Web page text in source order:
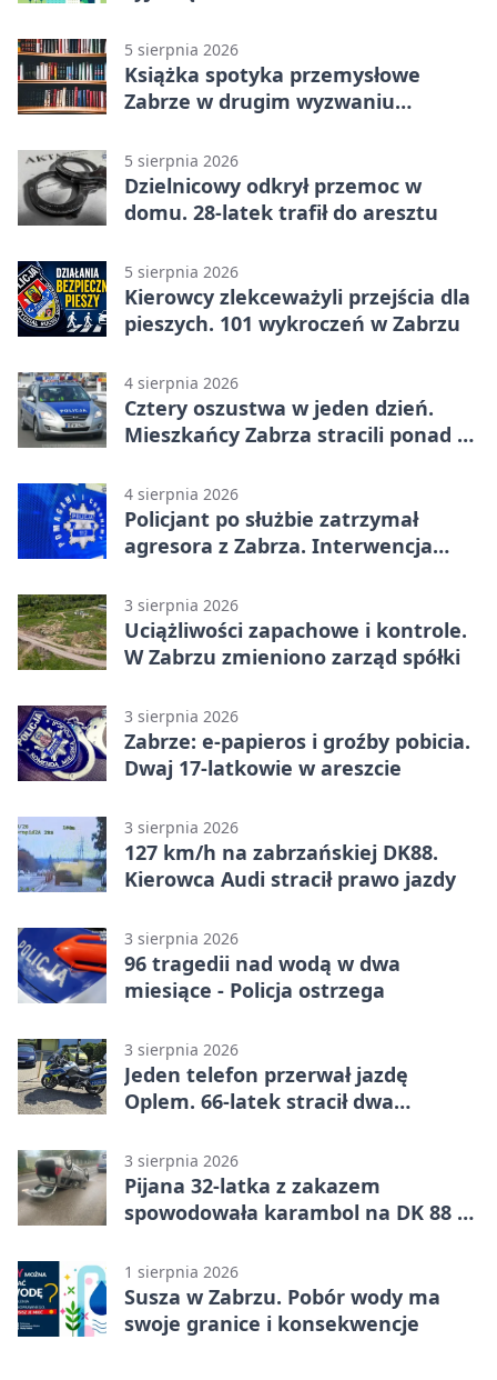
5 sierpnia 2026
Książka spotyka przemysłowe
Zabrze w drugim wyzwaniu
5 sierpnia 2026
Dzielnicowy odkrył przemoc w
domu. 28-latek trafił do aresztu
5 sierpnia 2026
Kierowcy zlekceważyli przejścia dla
pieszych. 101 wykroczeń w Zabrzu
4 sierpnia 2026
Cztery oszustwa w jeden dzień.
Mieszkańcy Zabrza stracili ponad 6
4 sierpnia 2026
Policjant po służbie zatrzymał
agresora z Zabrza. Interwencja
3 sierpnia 2026
Uciążliwości zapachowe i kontrole.
W Zabrzu zmieniono zarząd spółki
3 sierpnia 2026
Zabrze: e-papieros i groźby pobicia.
Dwaj 17-latkowie w areszcie
3 sierpnia 2026
127 km/h na zabrzańskiej DK88.
Kierowca Audi stracił prawo jazdy
3 sierpnia 2026
96 tragedii nad wodą w dwa
miesiące - Policja ostrzega
3 sierpnia 2026
Jeden telefon przerwał jazdę
Oplem. 66-latek stracił dwa
3 sierpnia 2026
Pijana 32-latka z zakazem
spowodowała karambol na DK 88 w
1 sierpnia 2026
Susza w Zabrzu. Pobór wody ma
swoje granice i konsekwencje